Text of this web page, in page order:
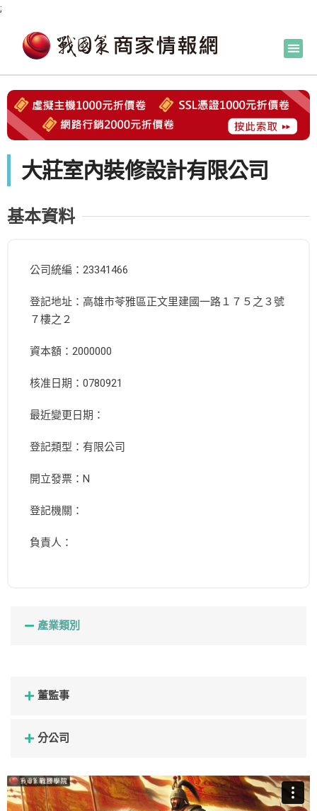
;
大莊室內裝修設計有限公司
基本資料
公司統編：23341466
登記地址：高雄市苓雅區正文里建國一路１７５之３號
７樓之２
資本額：2000000
核准日期：0780921
最近變更日期：
登記類型：有限公司
開立發票：N
登記機關：
負責人：
產業類別
董監事
分公司